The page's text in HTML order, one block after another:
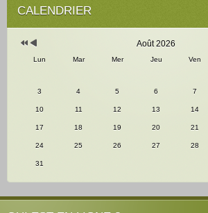
CALENDRIER
précédenteprécédent
Août 2026
Lun Mar Mer Jeu Ven
3 4 5 6 7
10 11 12 13 14
17 18 19 20 21
24 25 26 27 28
31